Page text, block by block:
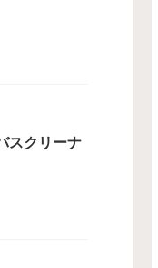
スクリーナ